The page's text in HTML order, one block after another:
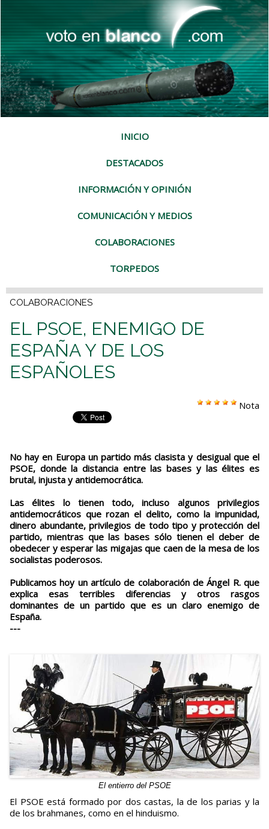
INICIO
DESTACADOS
INFORMACIÓN Y OPINIÓN
COMUNICACIÓN Y MEDIOS
COLABORACIONES
TORPEDOS
COLABORACIONES
EL PSOE, ENEMIGO DE
ESPAÑA Y DE LOS
ESPAÑOLES
Nota
No hay en Europa un partido más clasista y desigual que el
PSOE, donde la distancia entre las bases y las élites es
brutal, injusta y antidemocrática.
Las élites lo tienen todo, incluso algunos privilegios
antidemocráticos que rozan el delito, como la impunidad,
dinero abundante, privilegios de todo tipo y protección del
partido, mientras que las bases sólo tienen el deber de
obedecer y esperar las migajas que caen de la mesa de los
socialistas poderosos.
Publicamos hoy un artículo de colaboración de Ángel R. que
explica esas terribles diferencias y otros rasgos
dominantes de un partido que es un claro enemigo de
España.
---
El entierro del PSOE
El PSOE está formado por dos castas, la de los parias y la
de los brahmanes, como en el hinduismo.